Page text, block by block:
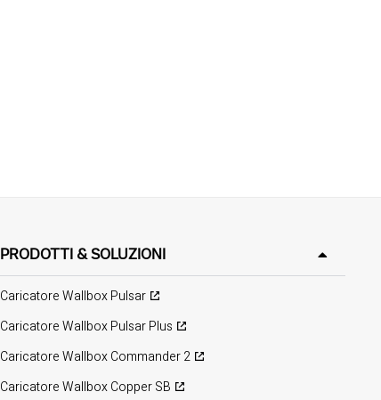
PRODOTTI & SOLUZIONI
Caricatore Wallbox Pulsar
Caricatore Wallbox Pulsar Plus
Caricatore Wallbox Commander 2
Caricatore Wallbox Copper SB